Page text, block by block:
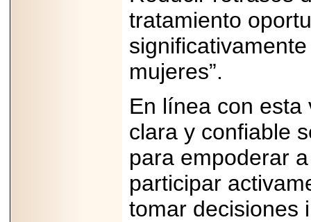
tratamiento
mujeres”.
En línea con esta
clara y confiable
para empoderar
participar
tomar decisiones